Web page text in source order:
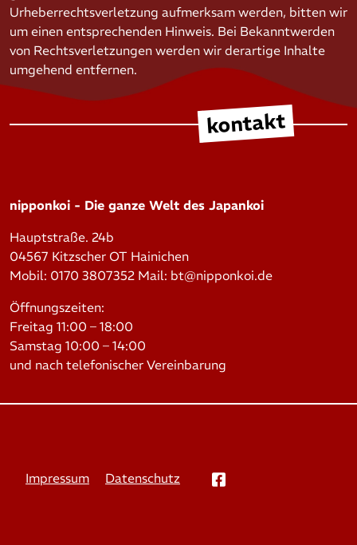
Urheberrechtsverletzung aufmerksam werden, bitten wir
um einen entsprechenden Hinweis. Bei Bekanntwerden
von Rechtsverletzungen werden wir derartige Inhalte
umgehend entfernen.
kontakt
nipponkoi - Die ganze Welt des Japankoi
Hauptstraße. 24b
04567 Kitzscher OT Hainichen
Mobil: 0170 3807352 Mail: bt@nipponkoi.de
Öffnungszeiten:
Freitag 11:00 – 18:00
Samstag 10:00 – 14:00
und nach telefonischer Vereinbarung
Impressum Datenschutz